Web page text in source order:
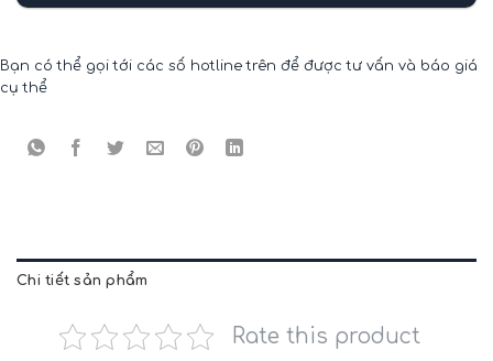
Bạn có thể gọi tới các số hotline trên để được tư vấn và báo giá
cụ thể
Chi tiết sản phẩm
Rate this product